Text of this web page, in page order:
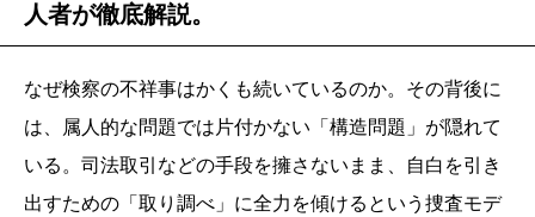
人者が徹底解説。
なぜ検察の不祥事はかくも続いているのか。その背後に
は、属人的な問題では片付かない「構造問題」が隠れて
いる。司法取引などの手段を擁さないまま、自白を引き
出すための「取り調べ」に全力を傾けるという捜査モデ